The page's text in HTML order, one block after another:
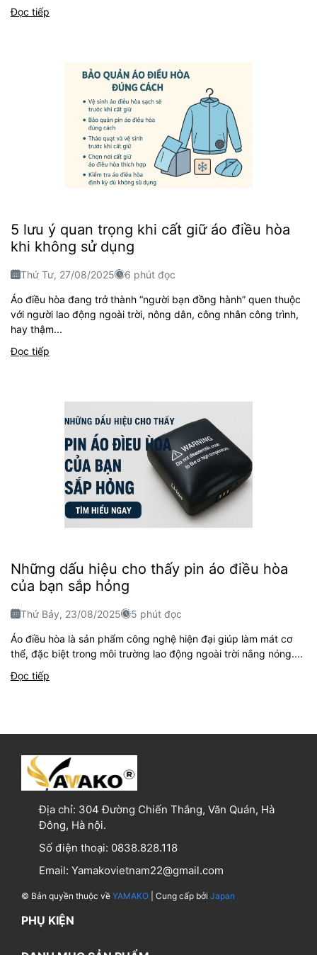
Đọc tiếp
5 lưu ý quan trọng khi cất giữ áo điều hòa
khi không sử dụng
Thứ Tư, 27/08/2025 6 phút đọc
Áo điều hòa đang trở thành “người bạn đồng hành” quen thuộc
với người lao động ngoài trời, nông dân, công nhân công trình,
hay thậm...
Đọc tiếp
Những dấu hiệu cho thấy pin áo điều hòa
của bạn sắp hỏng
Thứ Bảy, 23/08/2025 5 phút đọc
Áo điều hòa là sản phẩm công nghệ hiện đại giúp làm mát cơ
thể, đặc biệt trong môi trường lao động ngoài trời nắng nóng....
Đọc tiếp
Địa chỉ: 304 Đường Chiến Thắng, Văn Quán, Hà
Đông, Hà nội.
Số điện thoại: 0838.828.118
Email: Yamakovietnam22@gmail.com
© Bản quyền thuộc về YAMAKO | Cung cấp bởi Japan
PHỤ KIỆN